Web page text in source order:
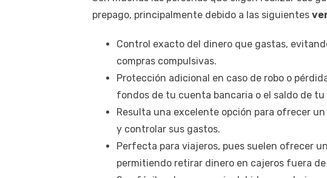
prepago, principalmente debido a las siguientes
Control exacto del dinero que gastas,
compras compulsivas.
Protección adicional en caso de robo o
fondos de tu cuenta bancaria o el saldo de
Resulta una excelente opción para ofrecer
y controlar sus gastos.
Perfecta para viajeros, pues suelen ofrecer
permitiendo retirar dinero en cajeros fuera de